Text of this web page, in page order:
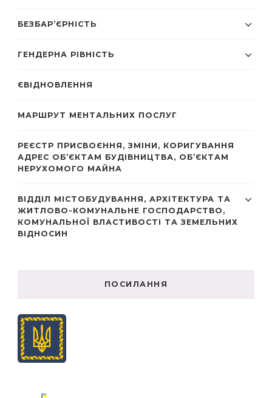
БЕЗБАР’ЄРНІСТЬ
ГЕНДЕРНА РІВНІСТЬ
ЄВІДНОВЛЕННЯ
МАРШРУТ МЕНТАЛЬНИХ ПОСЛУГ
РЕЄСТР ПРИСВОЄННЯ, ЗМІНИ, КОРИГУВАННЯ
АДРЕС ОБ’ЄКТАМ БУДІВНИЦТВА, ОБ’ЄКТАМ
НЕРУХОМОГО МАЙНА
ВІДДІЛ МІСТОБУДУВАННЯ, АРХІТЕКТУРА ТА
ЖИТЛОВО-КОМУНАЛЬНЕ ГОСПОДАРСТВО,
КОМУНАЛЬНОЇ ВЛАСТИВОСТІ ТА ЗЕМЕЛЬНИХ
ВІДНОСИН
ПОСИЛАННЯ